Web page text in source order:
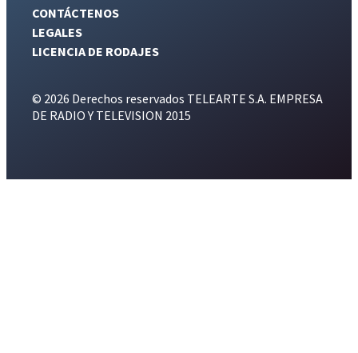
CONTÁCTENOS
LEGALES
LICENCIA DE RODAJES
© 2026 Derechos reservados TELEARTE S.A. EMPRESA
DE RADIO Y TELEVISION 2015